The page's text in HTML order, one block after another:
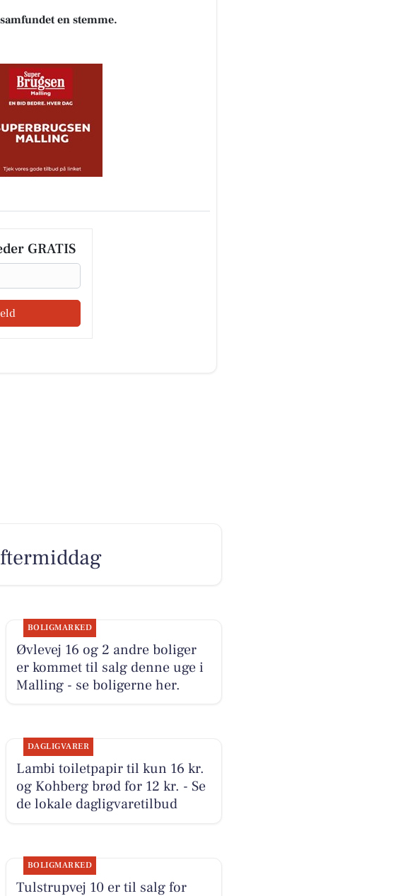
en stemme.
GRATIS
BOLIGMARKED
Øvlevej 16 og 2 andre boliger
er kommet til salg denne uge i
Malling - se boligerne her.
DAGLIGVARER
Lambi toiletpapir til kun 16 kr.
og Kohberg brød for 12 kr. - Se
de lokale dagligvaretilbud
BOLIGMARKED
Tulstrupvej 10 er til salg for